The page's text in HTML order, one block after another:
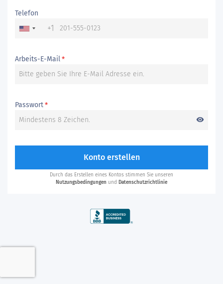
Telefon
+1
Arbeits-E-Mail*
Passwort*
visibility
Konto erstellen
Durch das Erstellen eines Kontos stimmen Sie unseren
Nutzungsbedingungen und Datenschutzrichtlinie